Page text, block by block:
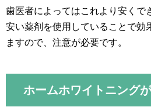
歯医者によってはこれより安くで
安い薬剤を使用していることで効
ますので、注意が必要です。
ホームホワイトニング